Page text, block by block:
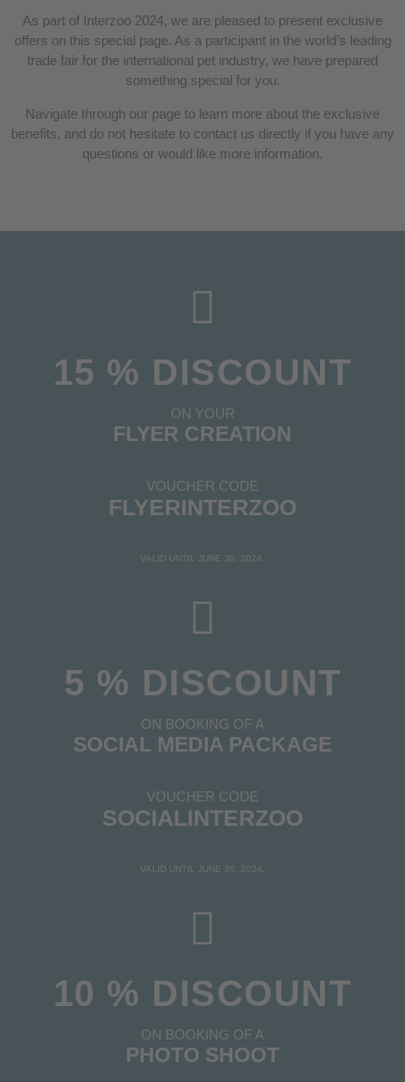
As part of Interzoo 2024, we are pleased to present exclusive
offers on this special page. As a participant in the world’s leading
trade fair for the international pet industry, we have prepared
something special for you.
Navigate through our page to learn more about the exclusive
benefits, and do not hesitate to contact us directly if you have any
questions or would like more information.
15 % DISCOUNT
ON YOUR
FLYER CREATION
VOUCHER CODE
FLYERINTERZOO
VALID UNTIL JUNE 30, 2024.
5 % DISCOUNT
ON BOOKING OF A
SOCIAL MEDIA PACKAGE
VOUCHER CODE
SOCIALINTERZOO
VALID UNTIL JUNE 30, 2024.
10 % DISCOUNT
ON BOOKING OF A
PHOTO SHOOT